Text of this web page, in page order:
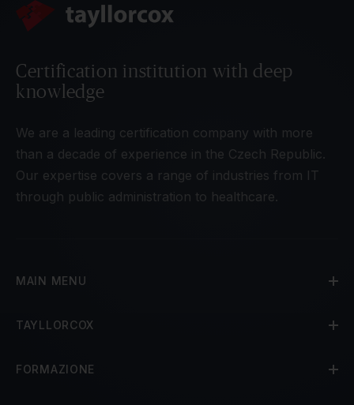
Certification institution with deep
knowledge
We are a leading certification company with more
than a decade of experience in the Czech Republic.
Our expertise covers a range of industries from IT
through public administration to healthcare.
MAIN MENU
TAYLLORCOX
FORMAZIONE